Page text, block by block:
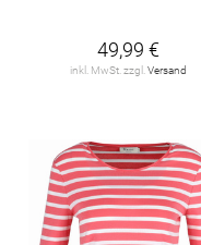
49,99 €
inkl. MwSt. zzgl. Versand